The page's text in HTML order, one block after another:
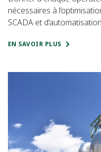
nécessaires à
SCADA et
EN SAVOIR PLUS